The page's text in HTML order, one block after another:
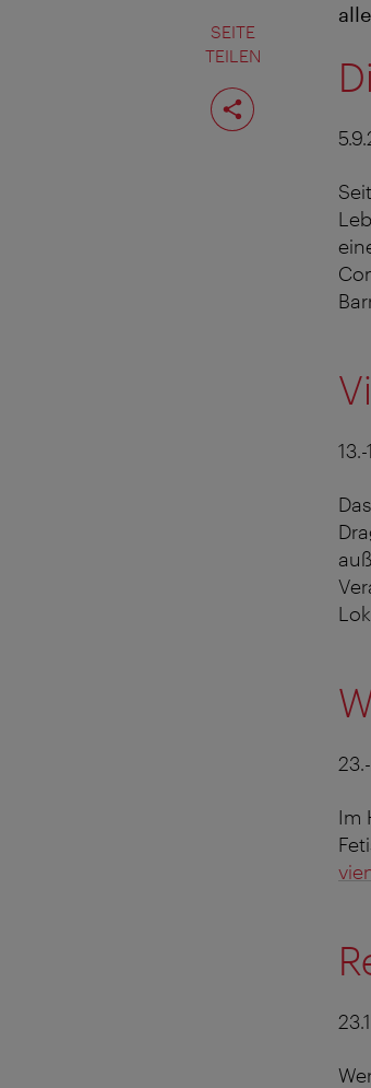
SEITE
TEILEN
Seite
teilen
Im